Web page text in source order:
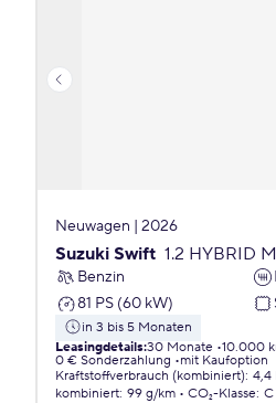
Neuwagen | 2026
Suzuki Swift 1.2 HYBRID
Benzin
81 PS (60 kW)
in 3 bis 5 Monaten
Leasingdetails:30 Monate 10.000
0 € Sonderzahlung
mit Kaufoption
Kraftstoffverbrauch (kombiniert): 4,4
kombiniert: 99 g/km CO₂-Klasse: C